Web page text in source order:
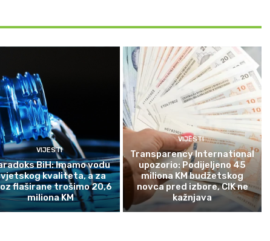
VIJESTI
BiH: Imamo vodu
kvaliteta, a za
flaširane trošimo 20,6
miliona KM
VIJESTI
Transparency International
upozorio: Podijeljeno 45
miliona KM budžetskog
novca pred izbore, CIK ne
kažnjava